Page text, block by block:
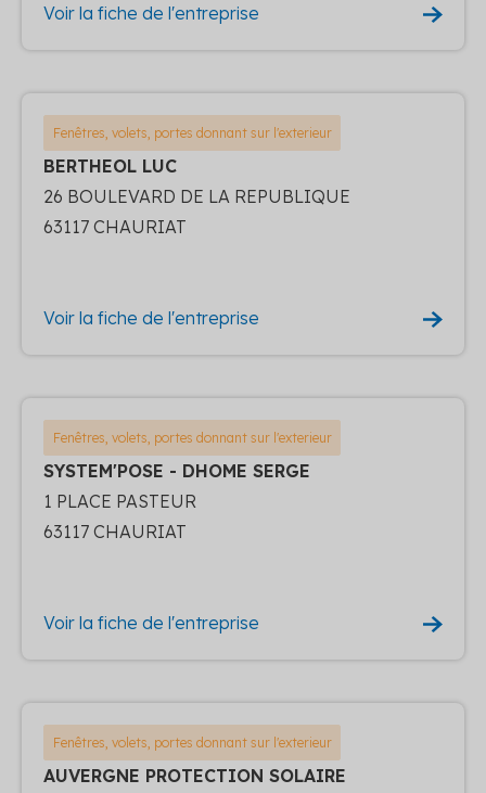
Voir la fiche de l'entreprise
Fenêtres, volets, portes donnant sur l'exterieur
BERTHEOL LUC
26 BOULEVARD DE LA REPUBLIQUE
63117 CHAURIAT
Voir la fiche de l'entreprise
Fenêtres, volets, portes donnant sur l'exterieur
SYSTEM'POSE - DHOME SERGE
1 PLACE PASTEUR
63117 CHAURIAT
Voir la fiche de l'entreprise
Fenêtres, volets, portes donnant sur l'exterieur
AUVERGNE PROTECTION SOLAIRE